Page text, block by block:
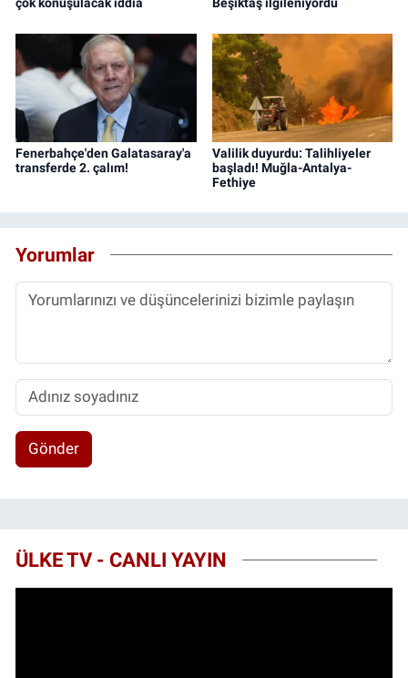
Fenerbahçe'den Galatasaray'a
transferde 2. çalım!
Valilik duyurdu: Talihliyeler
başladı! Muğla-Antalya-
Fethiye
Yorumlar
Gönder
ÜLKE TV - CANLI YAYIN